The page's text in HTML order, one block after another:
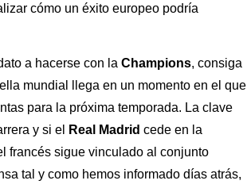
cómo un éxito europeo podría
a hacerse con la Champions, consiga
mundial llega en un momento en el que
para la próxima temporada. La clave
y si el
Real Madrid cede en la
francés sigue vinculado al conjunto
tal y como hemos informado días atrás,